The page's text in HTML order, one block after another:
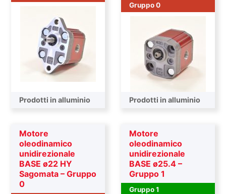
Prodotti in alluminio
Gruppo 0
Prodotti in alluminio
Motore
oleodinamico
unidirezionale
BASE ø22 HY
Sagomata – Gruppo
0
Motore
oleodinamico
unidirezionale
BASE ø25.4 –
Gruppo 1
Gruppo 1